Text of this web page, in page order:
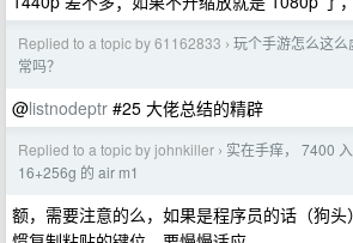
Replied to a topic by 61162833 › 玩个手游怎么这么
常吗？
@listnodeptr #25 大佬总结的精辟
Replied to a topic by johnkiller › 实在手痒， 7400
16+256g 的 air m1
额，需要注意的么，如果是程序员的话（狗